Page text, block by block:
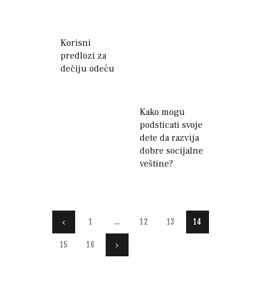
Korisni
predlozi za
dečiju odeću
Kako mogu
podsticati svoje
dete da razvija
dobre socijalne
veštine?
Paginacija
članaka
<
PAGE
1 … PAGE
12 PAGE
13 PAGE
14
PAGE
15 PAGE
16